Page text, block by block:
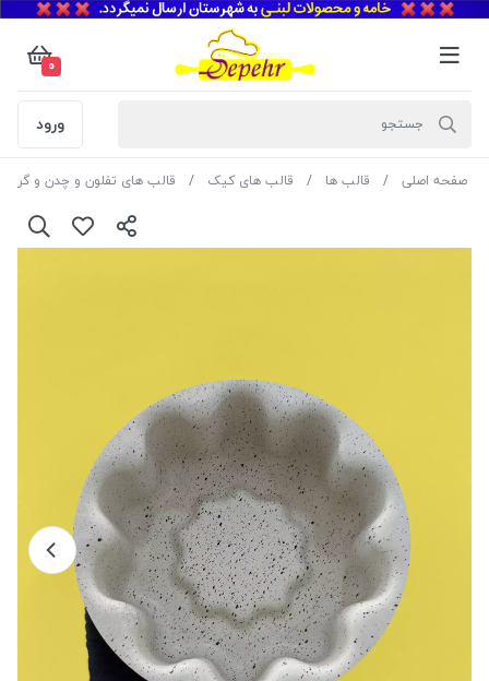
0
ورود
صفحه اصلی قالب ها قالب های کیک قالب های تفلون و چدن و